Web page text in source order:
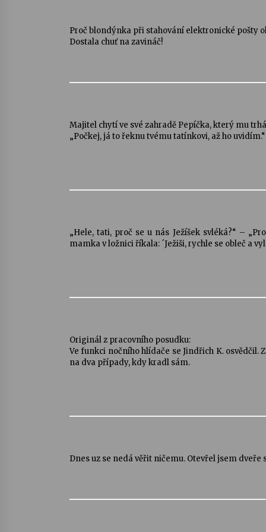
Proč blondýnka při stahování elektronické pošty
Dostala chuť na zavináč!
Majitel chytí ve své zahradě Pepíčka, který mu
„Počkej, já to řeknu tvému tatínkovi, až ho
„Hele, tati, proč se u nás Ježíšek svléká?“ –
mamka v ložnici říkala: ´Ježiši, rychle se obleč a
Originál z pracovního posudku:
Ve funkci nočního hlídače se Jindřich K. osvědčil.
na dva případy, kdy kradl sám.
Dnes uz se nedá věřit ničemu. Otevřel jsem dveře